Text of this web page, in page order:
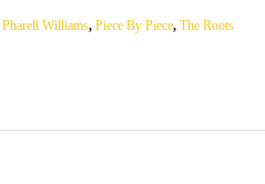
Pharell Williams,Piece By Piece,The Roots